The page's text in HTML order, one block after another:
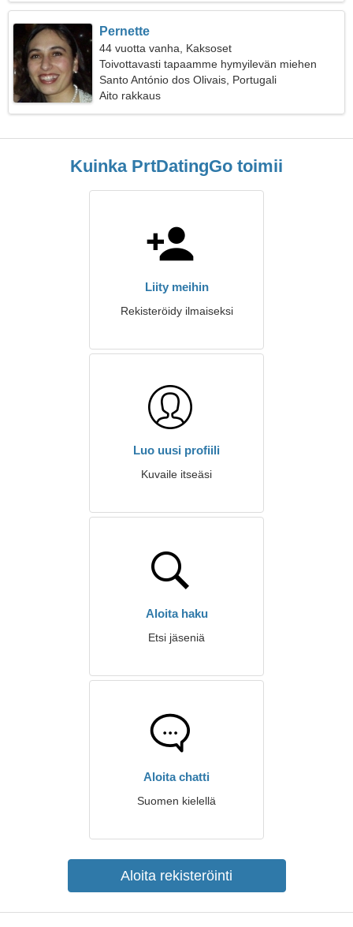
Pernette
44 vuotta vanha, Kaksoset
Toivottavasti tapaamme hymyilevän miehen
Santo António dos Olivais, Portugali
Aito rakkaus
Kuinka PrtDatingGo toimii
Liity meihin
Rekisteröidy ilmaiseksi
Luo uusi profiili
Kuvaile itseäsi
Aloita haku
Etsi jäseniä
Aloita chatti
Suomen kielellä
Aloita rekisteröinti